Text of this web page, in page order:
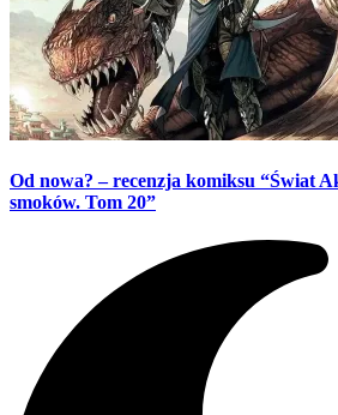
Od nowa? – recenzja komiksu “Świat
smoków. Tom 20”